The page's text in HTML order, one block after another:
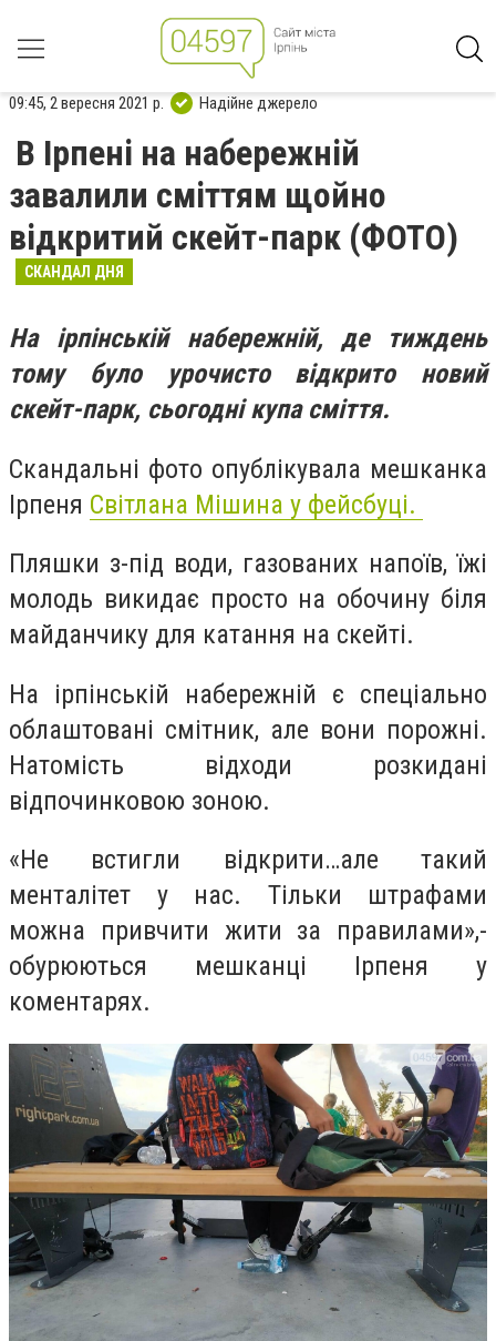
09:45, 2 вересня 2021 р. Надійне джерело
В Ірпені на набережній
завалили сміттям щойно
відкритий скейт-парк (ФОТО)
СКАНДАЛ ДНЯ
На ірпінській набережній, де тиждень
тому було урочисто відкрито новий
скейт-парк, сьогодні купа сміття.
Скандальні фото опублікувала мешканка
Ірпеня Світлана Мішина у фейсбуці.
Пляшки з-під води, газованих напоїв, їжі
молодь викидає просто на обочину біля
майданчику для катання на скейті.
На ірпінській набережній є спеціально
облаштовані смітник, але вони порожні.
Натомість відходи розкидані
відпочинковою зоною.
«Не встигли відкрити…але такий
менталітет у нас. Тільки штрафами
можна привчити жити за правилами»,-
обурюються мешканці Ірпеня у
коментарях.